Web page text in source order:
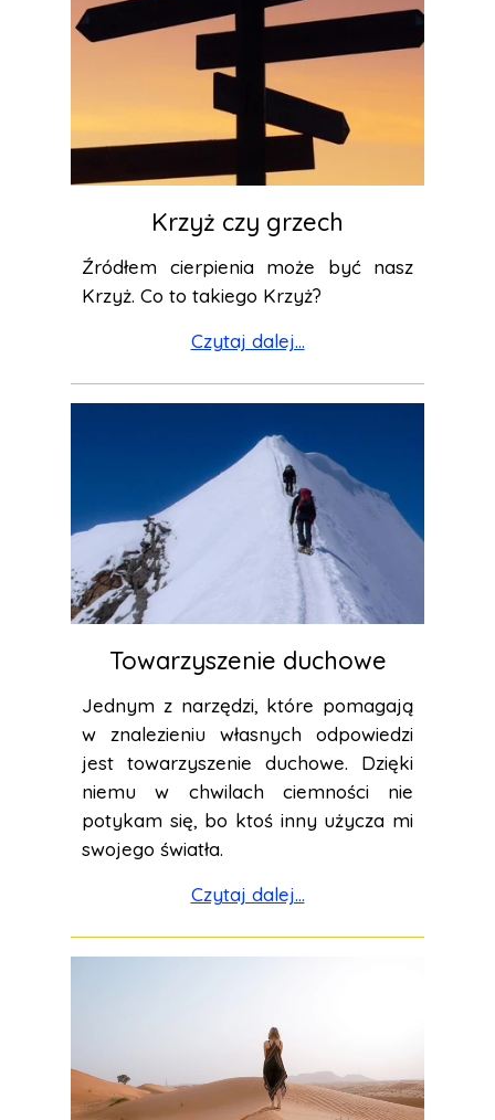
Krzyż czy grzech
Źródłem cierpienia może być nasz
Krzyż. Co to takiego Krzyż?
Czytaj dalej...
Towarzyszenie duchowe
Jednym z narzędzi, które pomagają
w znalezieniu własnych odpowiedzi
jest towarzyszenie duchowe. Dzięki
niemu w chwilach ciemności nie
potykam się, bo ktoś inny użycza mi
swojego światła.
Czytaj dalej...